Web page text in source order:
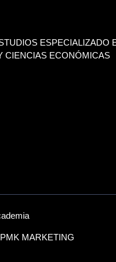
ESPECIALIZADO
CIENCIAS ECONÓMICAS
PMK MARKETING